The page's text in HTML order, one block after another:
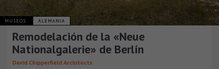
MUSEOS ALEMANIA
Remodelación de la «Neue
Nationalgalerie» de Berlín
David Chipperfield Architects